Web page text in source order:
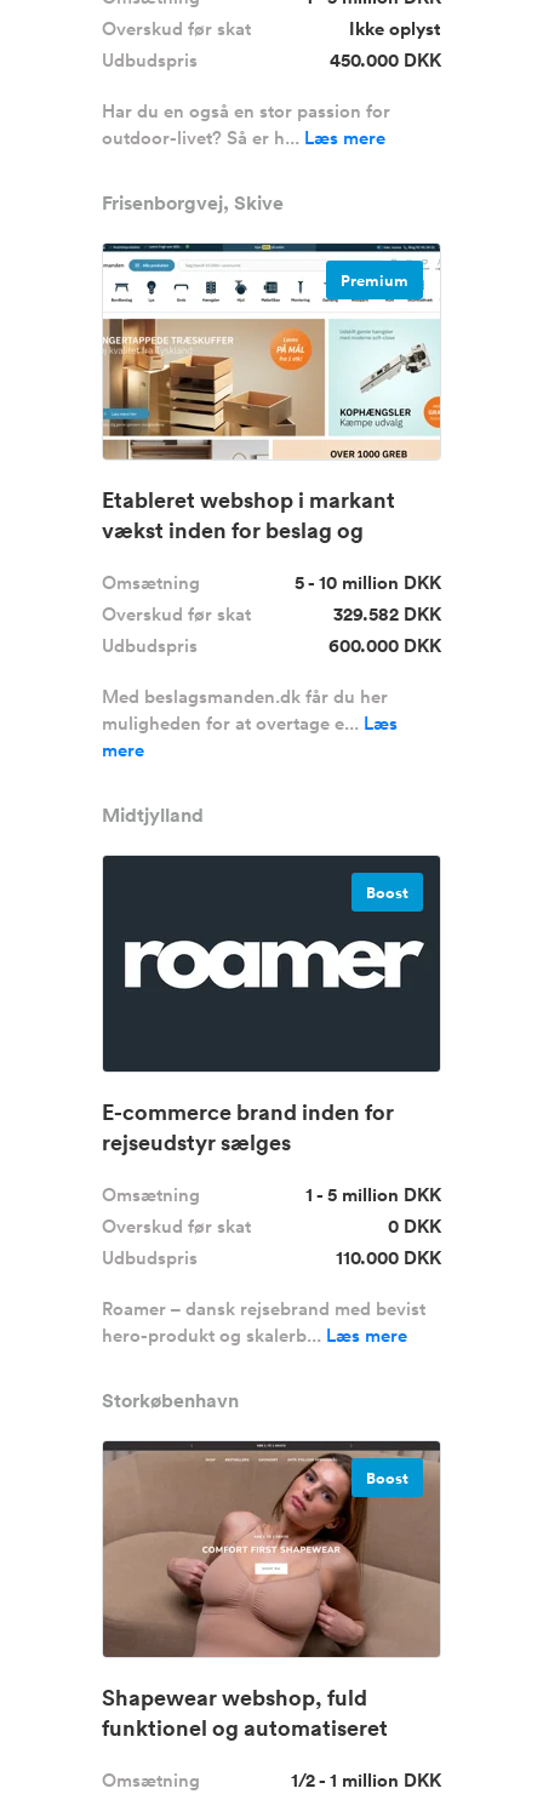
Overskud før skat
Ikke oplyst
Udbudspris
450.000 DKK
Har du en også en stor passion for
outdoor-livet? Så er h... Læs mere
Frisenborgvej, Skive
Premium
Etableret webshop i markant
vækst inden for beslag og
Omsætning
5 - 10 million DKK
Overskud før skat
329.582 DKK
Udbudspris
600.000 DKK
Med beslagsmanden.dk får du her
muligheden for at overtage e... Læs
mere
Midtjylland
Boost
E-commerce brand inden for
rejseudstyr sælges
Omsætning
1 - 5 million DKK
Overskud før skat
0 DKK
Udbudspris
110.000 DKK
Roamer – dansk rejsebrand med bevist
hero-produkt og skalerb... Læs mere
Storkøbenhavn
Boost
Shapewear webshop, fuld
funktionel og automatiseret
Omsætning
1/2 - 1 million DKK